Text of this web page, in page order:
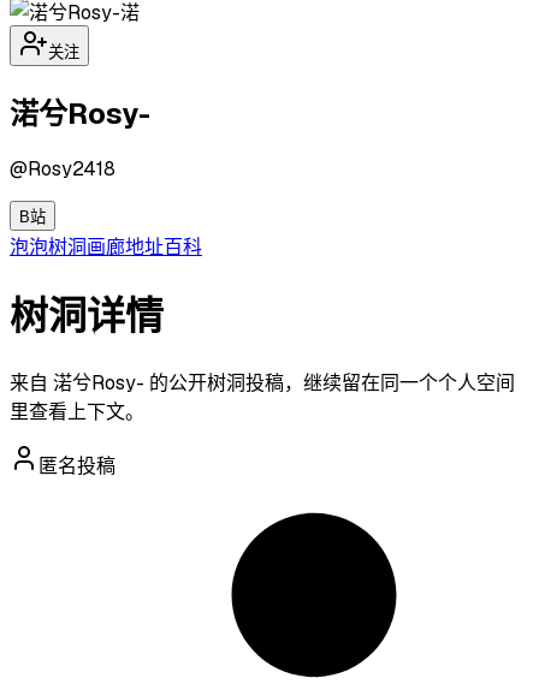
渃
关注
渃兮Rosy-
@Rosy2418
B站
泡泡树洞画廊地址百科
树洞详情
来自 渃兮Rosy- 的公开树洞投稿，继续留在同一个个人空间
里查看上下文。
匿名投稿